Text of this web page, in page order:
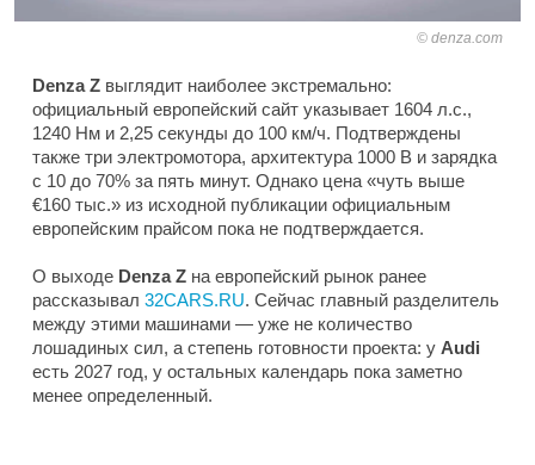
denza.com
Denza Z выглядит наиболее экстремально:
официальный европейский сайт указывает 1604 л.с.,
1240 Нм и 2,25 секунды до 100 км/ч. Подтверждены
также три электромотора, архитектура 1000 В и зарядка
с 10 до 70% за пять минут. Однако цена «чуть выше
€160 тыс.» из исходной публикации официальным
европейским прайсом пока не подтверждается.
О выходе Denza Z на европейский рынок ранее
рассказывал 32CARS.RU. Сейчас главный разделитель
между этими машинами — уже не количество
лошадиных сил, а степень готовности проекта: у Audi
есть 2027 год, у остальных календарь пока заметно
менее определенный.